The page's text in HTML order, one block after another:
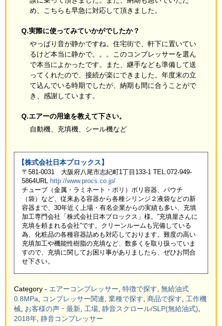
め、こちらも早急に対応して頂きました。
Q.実際に使ってみていかがでしたか？
やっぱり音が静かですね。住宅街で、軒下に置いてい
るけど本当に静かで。。。このコンプレッサーを選ん
で本当によかったです。また、継手なども準備して送
ってくれたので、接続が楽にできました。年度末の立
て込んでいる時期でしたが、納期も間に合うことがで
き、感謝しています。
Q.エアーの用途を教えて下さい。
自動機、充填機、シール機など
【株式会社日本プロックス】
〒581-0031 大阪府八尾市志紀町1丁目133-1 TEL:072-949-
5864URL
http://www.procs.co.jp/
チューブ（金属・ラミネート・ポリ）ポリ容器、パウチ
（袋）など、従来ある容器から各種シリンジ２液袋などの新
容器まで、30年近く上場・有名企業からの実績も多い、充填
加工専門会社「株式会社日本プロックス」様。”充填屋さんに
充填を頼まれる会社”です。クリーンルームも完備している
為、化粧品の各種容器詰めも対応しております。難度の高い
充填加工や機能性樹脂の充填など、数多くを取り扱っていま
すので、充填に関してお困り事がありましたら、ぜひお問合
せ下さい。
Category - エアーコンプレッサー 特徴で探す 無給油式
0.8MPa
コンプレッサー関連 業種で探す 商品で探す
工作機
械 お客様の声・最新 工場 静音スクロール/SLP(無給油式)
2018年 静音コンプレッサー